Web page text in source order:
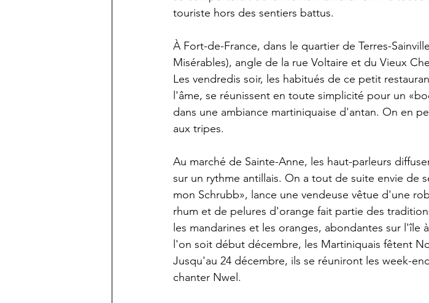
touriste hors des sentiers battus.
À Fort-de-France, dans le quartier de Terres-
Misérables), angle de la rue Voltaire et du Vieux
Les vendredis soir, les habitués de ce petit
l'âme, se réunissent en toute simplicité pour un
dans une ambiance martiniquaise d'antan. On en
aux tripes.
Au marché de Sainte-Anne, les haut-parleurs
sur un rythme antillais. On a tout de suite envie de
mon Schrubb», lance une vendeuse vêtue d'une
rhum et de pelures d'orange fait partie des
les mandarines et les oranges, abondantes sur
l'on soit début décembre, les Martiniquais fêtent
Jusqu'au 24 décembre, ils se réuniront les week-
chanter Nwel.